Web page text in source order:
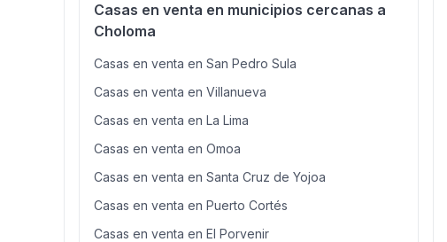
Casas en venta en municipios cercanas a
Choloma
Casas en venta en San Pedro Sula
Casas en venta en Villanueva
Casas en venta en La Lima
Casas en venta en Omoa
Casas en venta en Santa Cruz de Yojoa
Casas en venta en Puerto Cortés
Casas en venta en El Porvenir